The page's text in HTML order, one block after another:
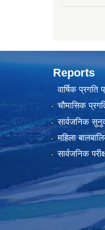
Reports
वार्षिक प्रगति
चौमासिक
सार्वजनिक
महिला
सार्वजनिक